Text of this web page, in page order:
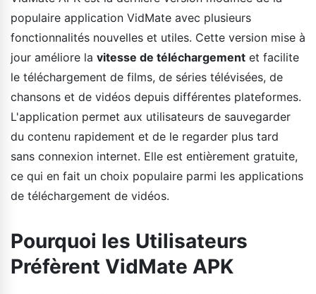
populaire application VidMate avec plusieurs
fonctionnalités nouvelles et utiles. Cette version mise à
jour améliore la vitesse de téléchargement et facilite
le téléchargement de films, de séries télévisées, de
chansons et de vidéos depuis différentes plateformes.
L'application permet aux utilisateurs de sauvegarder
du contenu rapidement et de le regarder plus tard
sans connexion internet. Elle est entièrement gratuite,
ce qui en fait un choix populaire parmi les applications
de téléchargement de vidéos.
Pourquoi les Utilisateurs
Préfèrent VidMate APK